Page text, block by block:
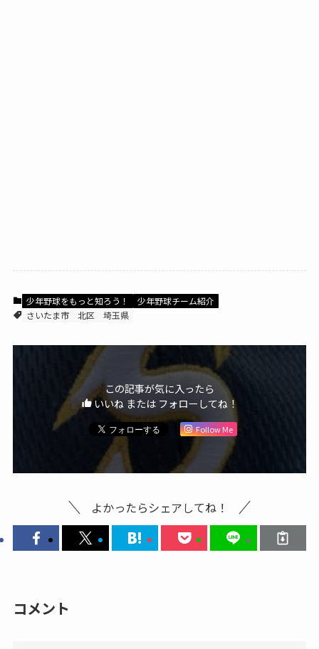
少年野球をもっと知ろう！
少年野球チーム紹介
さいたま市
北区 埼玉県
この記事が気に入ったら
いいね または フォローしてね！
Follow Me
よかったらシェアしてね！
コメント